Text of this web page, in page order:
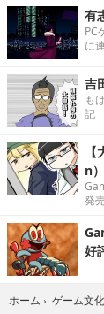
有
PC
に
吉
も
記
n）
発
好
ホーム › ゲーム文化